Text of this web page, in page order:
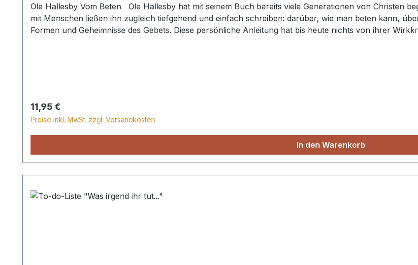
Ole Hallesby Vom Beten Ole Hallesby hat mit seinem Buch bereits viele Generationen von Christen
mit Menschen ließen ihn zugleich tiefgehend und einfach schreiben: darüber, wie man beten kann,
Formen und Geheimnisse des Gebets. Diese persönliche Anleitung hat bis heute nichts von ihrer
Regulärer Preis:
11,95 €
Preise inkl. MwSt. zzgl. Versandkosten
In den Warenkorb